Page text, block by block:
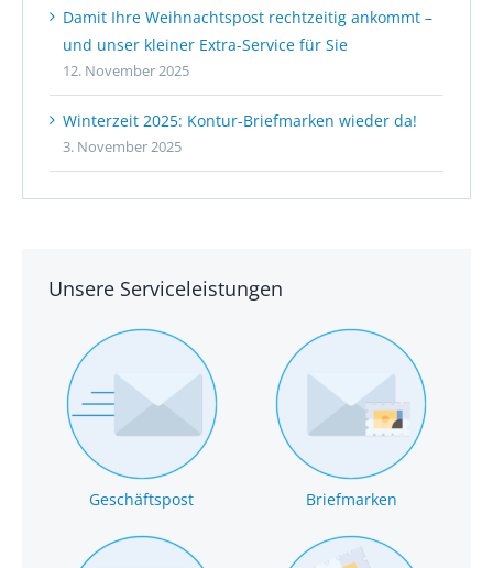
Damit Ihre Weihnachtspost rechtzeitig ankommt –
und unser kleiner Extra-Service für Sie
12. November 2025
Winterzeit 2025: Kontur-Briefmarken wieder da!
3. November 2025
Unsere Serviceleistungen
Geschäftspost Briefmarken